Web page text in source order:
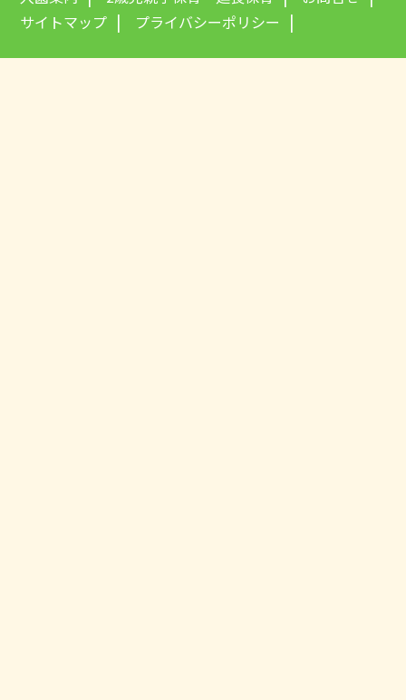
サイトマップ
プライバシーポリシー